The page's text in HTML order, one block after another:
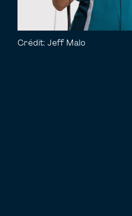
Crédit:Jeff Malo